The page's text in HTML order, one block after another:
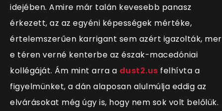
idejében. Amire már talán kevesebb panasz
érkezett, az az egyéni képességek mértéke,
értelemszerűen karrigant sem azért igazolták,
e téren verné kenterbe az észak-macedóniai
kollégáját. Ám mint arra a dust2.us felhívta a
figyelmünket, a dán alaposan alulmúlja eddig az
elvárásokat még úgy is, hogy nem sok volt belőlük.